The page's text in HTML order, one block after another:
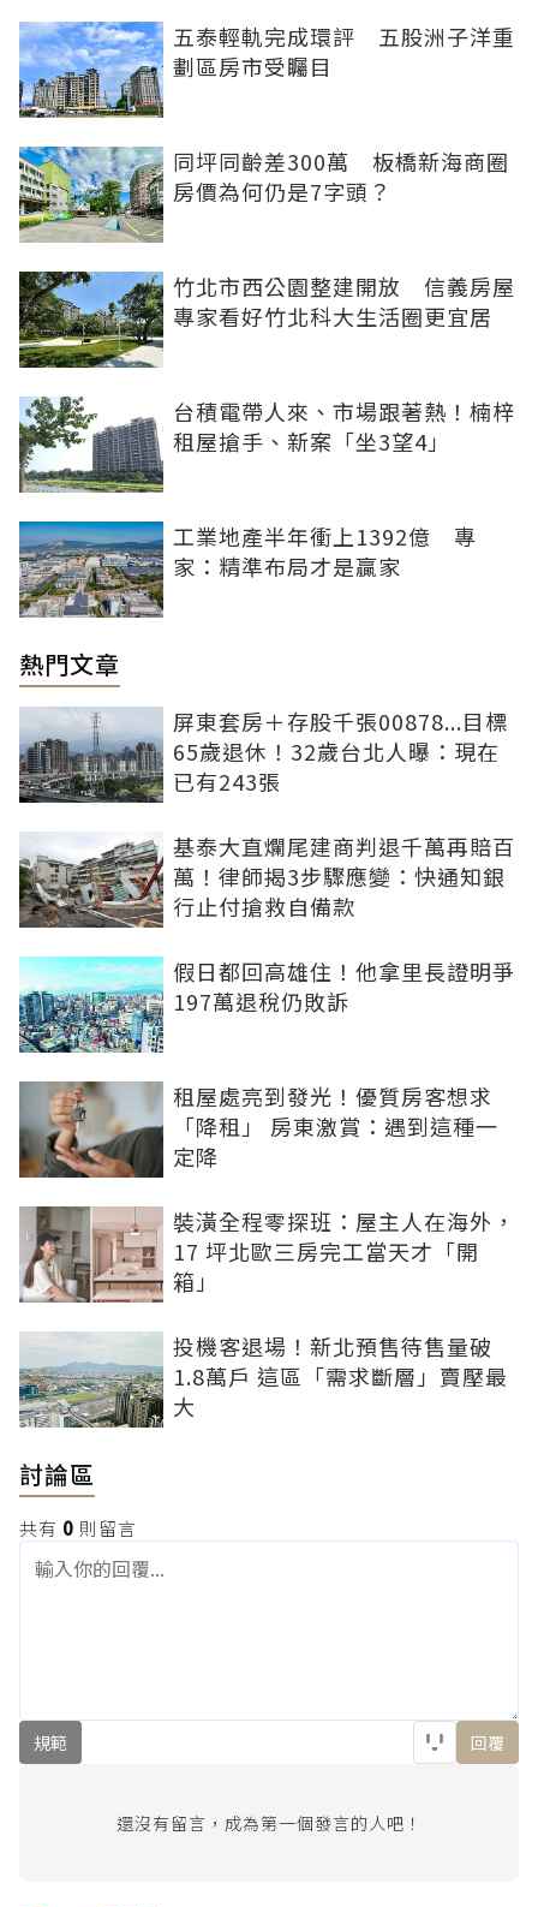
五泰輕軌完成環評 五股洲子洋重
劃區房市受矚目
同坪同齡差300萬 板橋新海商圈
房價為何仍是7字頭？
竹北市西公園整建開放 信義房屋
專家看好竹北科大生活圈更宜居
台積電帶人來、市場跟著熱！楠梓
租屋搶手、新案「坐3望4」
工業地產半年衝上1392億 專
家：精準布局才是贏家
熱門文章
屏東套房＋存股千張00878...目標
65歲退休！32歲台北人曝：現在
已有243張
基泰大直爛尾建商判退千萬再賠百
萬！律師揭3步驟應變：快通知銀
行止付搶救自備款
假日都回高雄住！他拿里長證明爭
197萬退稅仍敗訴
租屋處亮到發光！優質房客想求
「降租」 房東激賞：遇到這種一
定降
裝潢全程零探班：屋主人在海外，
17 坪北歐三房完工當天才「開
箱」
投機客退場！新北預售待售量破
1.8萬戶 這區「需求斷層」賣壓最
大
討論區
共有 0 則留言
規範 回覆
還沒有留言，成為第一個發言的人吧！